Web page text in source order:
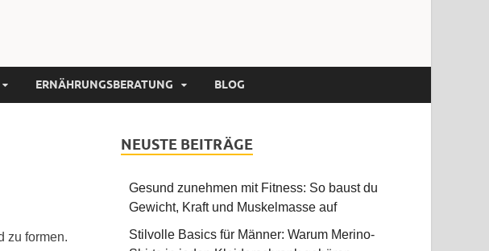
ERNÄHRUNGSBERATUNG BLOG
zu formen.
NEUSTE BEITRÄGE
Gesund zunehmen mit Fitness: So baust du
Gewicht, Kraft und Muskelmasse auf
Stilvolle Basics für Männer: Warum Merino-